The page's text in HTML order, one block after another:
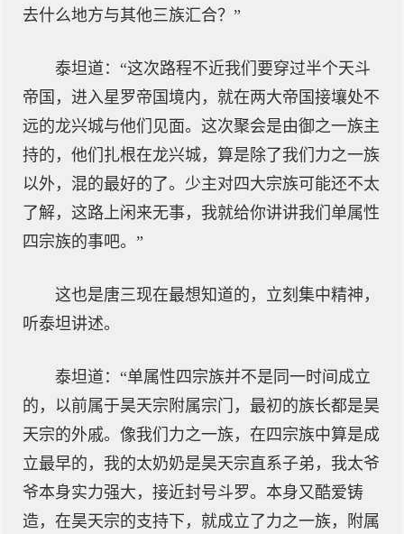
去什么地方与其他三族汇合？”
泰坦道：“这次路程不近我们要穿过半个天斗
帝国，进入星罗帝国境内，就在两大帝国接壤处不
远的龙兴城与他们见面。这次聚会是由御之一族主
持的，他们扎根在龙兴城，算是除了我们力之一族
以外，混的最好的了。少主对四大宗族可能还不太
了解，这路上闲来无事，我就给你讲讲我们单属性
四宗族的事吧。”
这也是唐三现在最想知道的，立刻集中精神，
听泰坦讲述。
泰坦道：“单属性四宗族并不是同一时间成立
的，以前属于昊天宗附属宗门，最初的族长都是昊
天宗的外戚。像我们力之一族，在四宗族中算是成
立最早的，我的太奶奶是昊天宗直系子弟，我太爷
爷本身实力强大，接近封号斗罗。本身又酷爱铸
造，在昊天宗的支持下，就成立了力之一族，附属